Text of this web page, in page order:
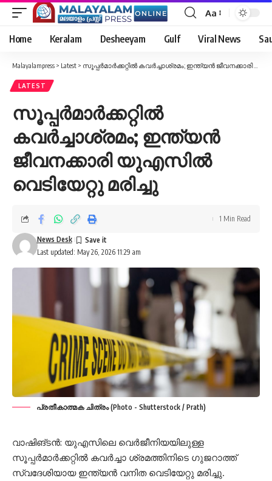
Font
Resizer
Aa
Home Keralam Desheeyam Gulf Viral News
Malayalampress > Latest > സൂപ്പർമാർക്കറ്റിൽ കവർച്ചാശ്രമം; ഇന്ത്യൻ ജീവനക്കാരി യുഎസിൽ വെടിയേറ്റു മരിച്ചു
LATEST
സൂപ്പർമാർക്കറ്റിൽ
കവർച്ചാശ്രമം; ഇന്ത്യൻ
ജീവനക്കാരി യുഎസിൽ
വെടിയേറ്റു മരിച്ചു
Last updated: May 26, 2026 11:29 am
News Desk
1 Min Read
പ്രതീകാത്മക ചിത്രം (Photo - Shutterstock / Prath)
വാഷിങ്ടൻ: യുഎസിലെ വെർജീനിയയിലുള്ള
സൂപ്പർമാർക്കറ്റിൽ കവർച്ചാ ശ്രമത്തിനിടെ ഗുജറാത്ത്
സ്വദേശിയായ ഇന്ത്യൻ വനിത വെടിയേറ്റു മരിച്ചു.